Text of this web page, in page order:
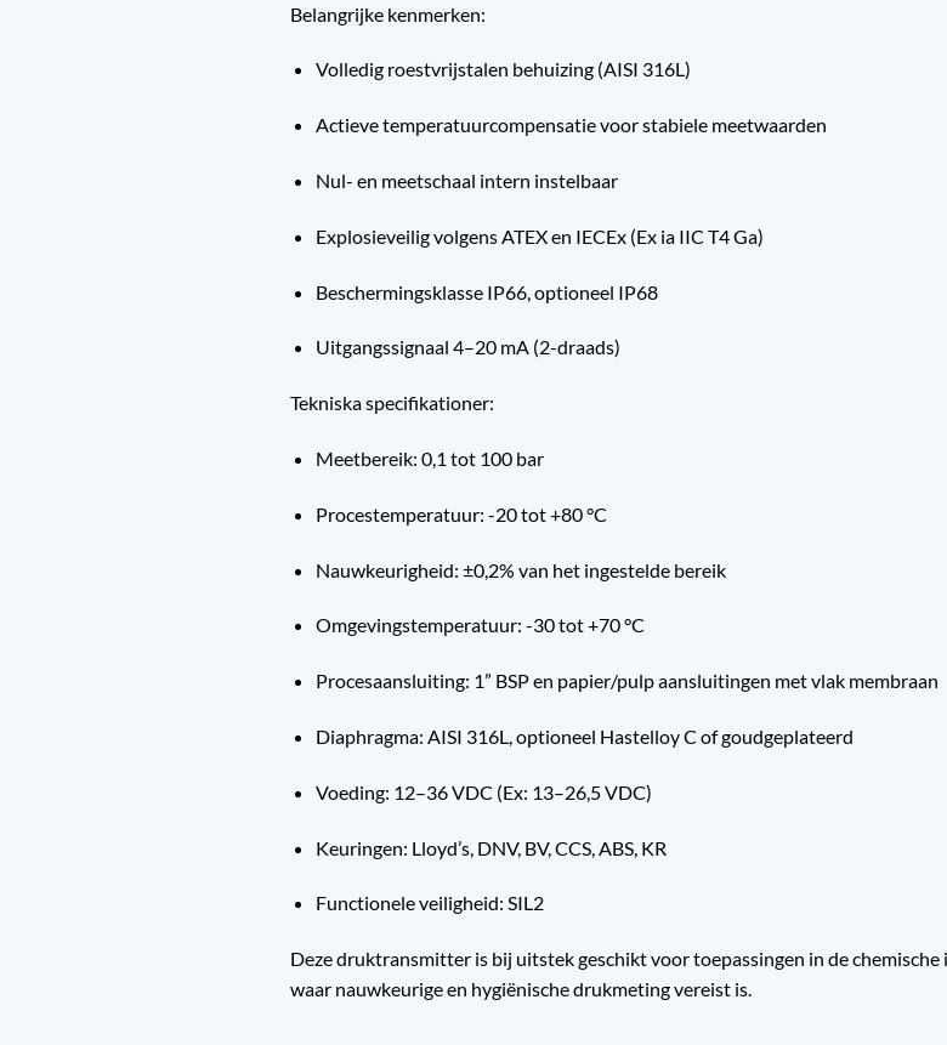
Belangrijke kenmerken:
Volledig roestvrijstalen behuizing (AISI 316L)
Actieve temperatuurcompensatie voor stabiele meetwaarden
Nul- en meetschaal intern instelbaar
Explosieveilig volgens ATEX en IECEx (Ex ia IIC T4 Ga)
Beschermingsklasse IP66, optioneel IP68
Uitgangssignaal 4–20 mA (2-draads)
Tekniska specifikationer:
Meetbereik: 0,1 tot 100 bar
Procestemperatuur: -20 tot +80 °C
Nauwkeurigheid: ±0,2% van het ingestelde bereik
Omgevingstemperatuur: -30 tot +70 °C
Procesaansluiting: 1” BSP en papier/pulp aansluitingen met vlak membraan
Diaphragma: AISI 316L, optioneel Hastelloy C of goudgeplateerd
Voeding: 12–36 VDC (Ex: 13–26,5 VDC)
Keuringen: Lloyd’s, DNV, BV, CCS, ABS, KR
Functionele veiligheid: SIL2
Deze druktransmitter is bij uitstek geschikt voor toepassingen in de
waar nauwkeurige en hygiënische drukmeting vereist is.